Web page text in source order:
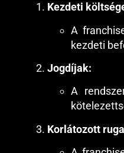
Kezdeti
A
kezdeti
Jogdíjak:
A
Korlátozott